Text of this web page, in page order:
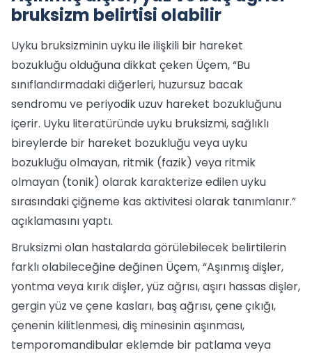
bruksizm belirtisi olabilir
Uyku bruksizminin uyku ile ilişkili bir hareket
bozukluğu olduğuna dikkat çeken Üçem, “Bu
sınıflandırmadaki diğerleri, huzursuz bacak
sendromu ve periyodik uzuv hareket bozukluğunu
içerir. Uyku literatüründe uyku bruksizmi, sağlıklı
bireylerde bir hareket bozukluğu veya uyku
bozukluğu olmayan, ritmik (fazik) veya ritmik
olmayan (tonik) olarak karakterize edilen uyku
sırasındaki çiğneme kas aktivitesi olarak tanımlanır.”
açıklamasını yaptı.
Bruksizmi olan hastalarda görülebilecek belirtilerin
farklı olabileceğine değinen Üçem, “Aşınmış dişler,
yontma veya kırık dişler, yüz ağrısı, aşırı hassas dişler,
gergin yüz ve çene kasları, baş ağrısı, çene çıkığı,
çenenin kilitlenmesi, diş minesinin aşınması,
temporomandibular eklemde bir patlama veya